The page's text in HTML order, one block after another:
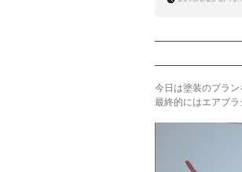
今日は塗装のプラン
最終的にはエアブラ